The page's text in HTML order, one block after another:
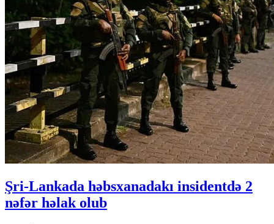
Şri-Lankada həbsxanadakı insidentdə 2
nəfər həlak olub